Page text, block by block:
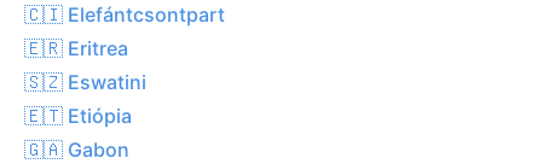
🇨🇮 Elefántcsontpart
🇪🇷 Eritrea
🇸🇿 Eswatini
🇪🇹 Etiópia
🇬🇦 Gabon